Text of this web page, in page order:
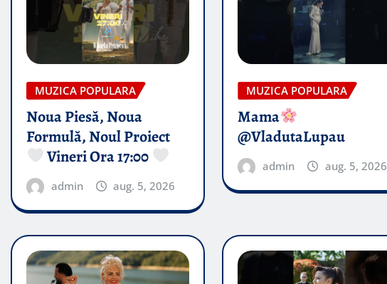
MUZICA POPULARA
Noua Piesă, Noua
Formulă, Noul Proiect
Vineri Ora 17:00
admin aug. 5, 2026
MUZICA POPULARA
Mama
@VladutaLupau
admin aug. 5, 2026